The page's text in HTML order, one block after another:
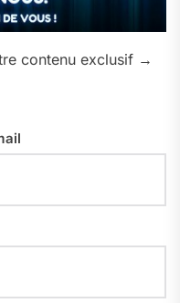
contenu exclusif →